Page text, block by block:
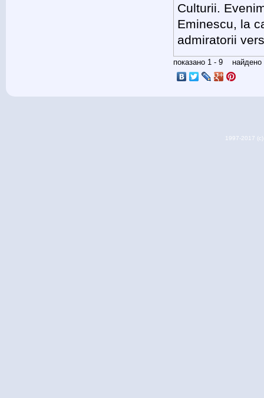
Culturii.
Eminescu, la
admiratorii
показано 1 - 9 найдено
1997-2017